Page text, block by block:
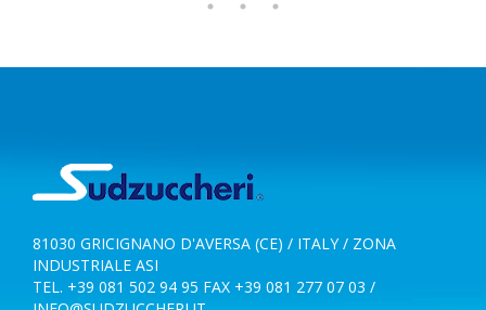
81030 GRICIGNANO D'AVERSA (CE) / ITALY / ZONA
INDUSTRIALE ASI
TEL. +39 081 502 94 95 FAX +39 081 277 07 03 /